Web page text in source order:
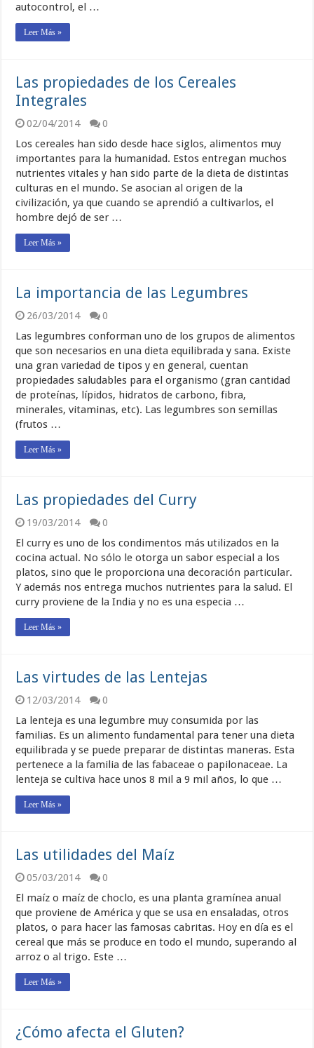
autocontrol, el …
Leer Más »
Las propiedades de los Cereales
Integrales
02/04/2014
0
Los cereales han sido desde hace siglos, alimentos muy
importantes para la humanidad. Estos entregan muchos
nutrientes vitales y han sido parte de la dieta de distintas
culturas en el mundo. Se asocian al origen de la
civilización, ya que cuando se aprendió a cultivarlos, el
hombre dejó de ser …
Leer Más »
La importancia de las Legumbres
26/03/2014
0
Las legumbres conforman uno de los grupos de alimentos
que son necesarios en una dieta equilibrada y sana. Existe
una gran variedad de tipos y en general, cuentan
propiedades saludables para el organismo (gran cantidad
de proteínas, lípidos, hidratos de carbono, fibra,
minerales, vitaminas, etc). Las legumbres son semillas
(frutos …
Leer Más »
Las propiedades del Curry
19/03/2014
0
El curry es uno de los condimentos más utilizados en la
cocina actual. No sólo le otorga un sabor especial a los
platos, sino que le proporciona una decoración particular.
Y además nos entrega muchos nutrientes para la salud. El
curry proviene de la India y no es una especia …
Leer Más »
Las virtudes de las Lentejas
12/03/2014
0
La lenteja es una legumbre muy consumida por las
familias. Es un alimento fundamental para tener una dieta
equilibrada y se puede preparar de distintas maneras. Esta
pertenece a la familia de las fabaceae o papilonaceae. La
lenteja se cultiva hace unos 8 mil a 9 mil años, lo que …
Leer Más »
Las utilidades del Maíz
05/03/2014
0
El maíz o maíz de choclo, es una planta gramínea anual
que proviene de América y que se usa en ensaladas, otros
platos, o para hacer las famosas cabritas. Hoy en día es el
cereal que más se produce en todo el mundo, superando al
arroz o al trigo. Este …
Leer Más »
¿Cómo afecta el Gluten?